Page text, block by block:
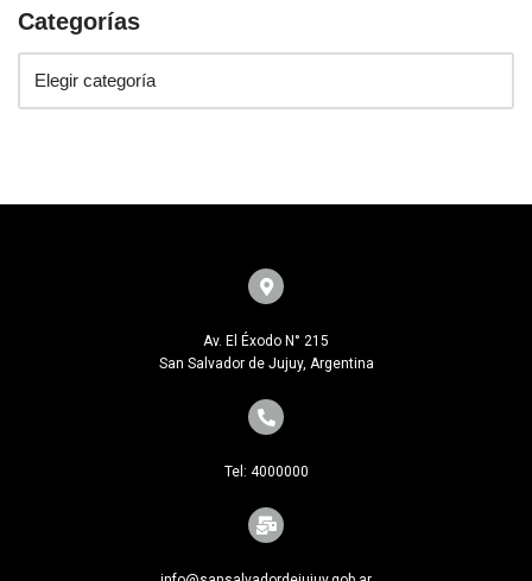
Categorías
Av. El Éxodo N° 215
San Salvador de Jujuy, Argentina
Tel: 4000000